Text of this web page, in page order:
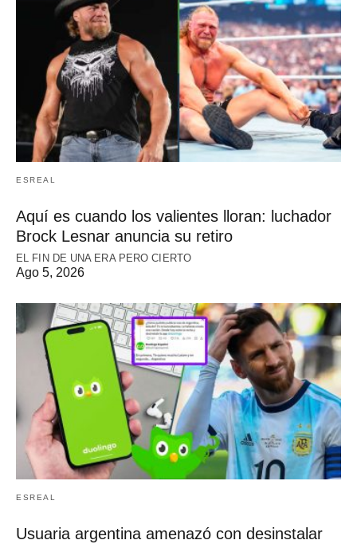
ESREAL
Aquí es cuando los valientes lloran: luchador
Brock Lesnar anuncia su retiro
EL FIN DE UNA ERA PERO CIERTO
Ago 5, 2026
ESREAL
Usuaria argentina amenazó con desinstalar